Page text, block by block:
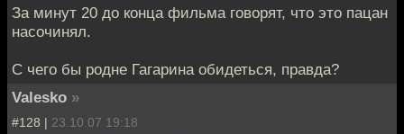
За минут 20 до конца фильма говорят, что это пацан
насочинял.
С чего бы родне Гагарина обидеться, правда?
Valesko »
#128 | 23.10.07 19:18